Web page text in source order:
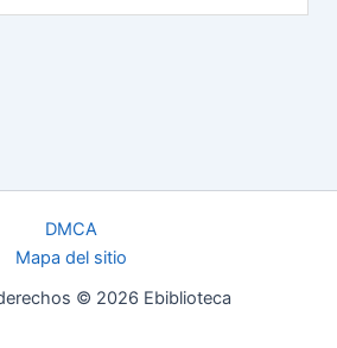
DMCA
Mapa del sitio
© 2026 Ebiblioteca